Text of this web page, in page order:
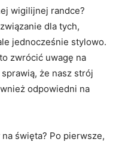
wigilijnej ​randce?
dla tych,
jednocześnie stylowo.
⁢zwrócić uwagę na
że nasz strój
odpowiedni na
święta? Po pierwsze,